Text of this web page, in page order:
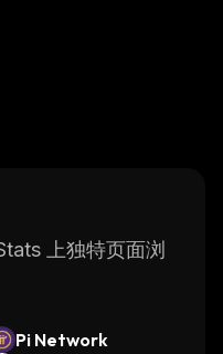
上独特页面浏
Pi Network